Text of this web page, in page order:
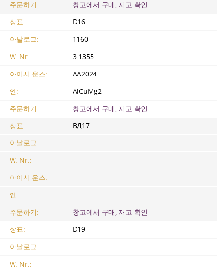
주문하기:
창고에서 구매, 재고 확인
상표:
D16
아날로그:
1160
W. Nr.:
3.1355
아이시 운스:
AA2024
엔:
AlCuMg2
주문하기:
창고에서 구매, 재고 확인
상표:
ВД17
아날로그:
W. Nr.:
아이시 운스:
엔:
주문하기:
창고에서 구매, 재고 확인
상표:
D19
아날로그:
W. Nr.: